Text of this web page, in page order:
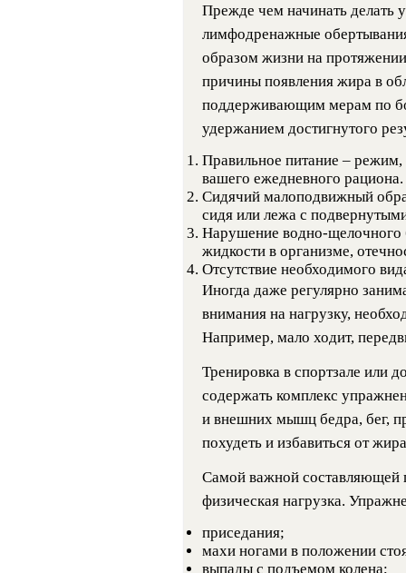
Прежде чем начинать делать
лимфодренажные
образом жизни на
причины появления жира в
поддерживающим мерам по
удержанием достигнутого
Правильное питание –
вашего ежедневного рациона.
Сидячий малоподвижный
сидя или лежа с
Нарушение водно-щелочного
жидкости в организме,
Отсутствие необходимого
Иногда даже регулярно
внимания на нагрузку,
Например, мало ходит,
Тренировка в спортзале или
содержать комплекс
и внешних мышц бедра, бег,
похудеть и избавиться от
Самой важной составляющей
физическая нагрузка.
приседания;
махи ногами в положении
выпады с подъемом колена;